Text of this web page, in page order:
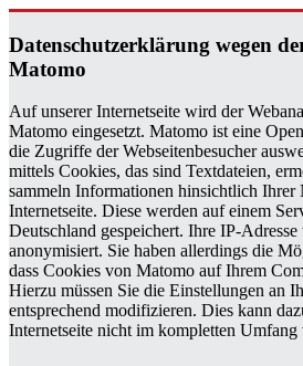
Da­ten­schutz­er­klä­rung wegen
Ma­to­mo
Auf unserer Internetseite wird der
Matomo eingesetzt. Matomo ist eine
die Zugriffe der Webseitenbesucher
mittels Cookies, das sind Textdateien,
sammeln Informationen hinsichtlich Ihrer
Internetseite. Diese werden auf einem
Deutschland gespeichert. Ihre IP-
anonymisiert. Sie haben allerdings die
dass Cookies von Matomo auf Ihrem
Hierzu müssen Sie die Einstellungen an
entsprechend modifizieren. Dies kann
Internetseite nicht im kompletten Umfang